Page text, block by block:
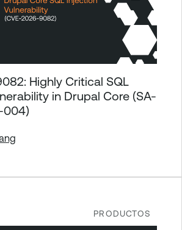
Highly Critical SQL
in Drupal Core (SA-
004)
PRODUCTOS